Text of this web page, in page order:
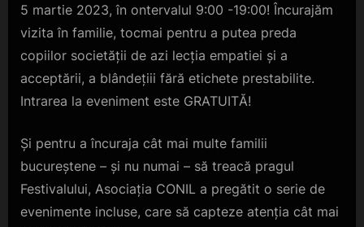
5 martie 2023, în ontervalul 9:00 -19:00! Încurajăm
vizita în familie, tocmai pentru a putea preda
copiilor societății de azi lecția empatiei și a
acceptării, a blândețiii fără etichete prestabilite.
Intrarea la eveniment este GRATUITĂ!
Și pentru a încuraja cât mai multe familii
bucureștene – și nu numai – să treacă pragul
Festivalului, Asociația CONIL a pregătit o serie de
evenimente incluse, care să capteze atenția cât mai